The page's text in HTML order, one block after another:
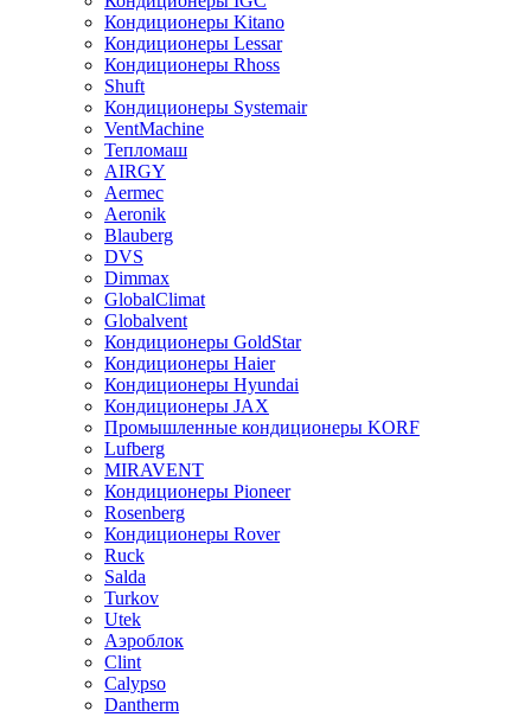
Кондиционеры Kitano
Кондиционеры Lessar
Кондиционеры Rhoss
Shuft
Кондиционеры Systemair
VentMachine
Тепломаш
AIRGY
Aermec
Aeronik
Blauberg
DVS
Dimmax
GlobalClimat
Globalvent
Кондиционеры GoldStar
Кондиционеры Haier
Кондиционеры Hyundai
Кондиционеры JAX
Промышленные кондиционеры KORF
Lufberg
MIRAVENT
Кондиционеры Pioneer
Rosenberg
Кондиционеры Rover
Ruck
Salda
Turkov
Utek
Аэроблок
Clint
Calypso
Dantherm